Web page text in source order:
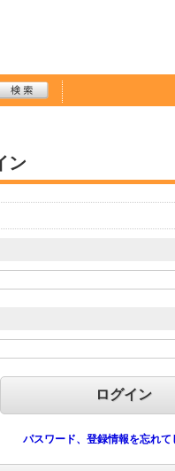
ン
パスワード、登録情報を忘れて